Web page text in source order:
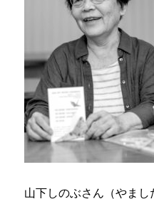
山下しのぶさん（やま